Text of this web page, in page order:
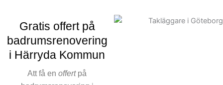
att hela projekt
Gratis offert på
badrumsrenovering
i Härryda Kommun
Att få enoffertpå